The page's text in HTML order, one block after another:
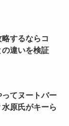
するならコ
違いを検証
てヌートバー
原氏がキーら